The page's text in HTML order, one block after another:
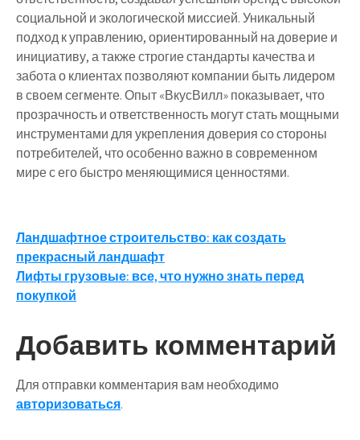
социальной и экологической миссией. Уникальный
подход к управлению, ориентированный на доверие и
инициативу, а также строгие стандарты качества и
забота о клиентах позволяют компании быть лидером
в своем сегменте. Опыт «ВкусВилл» показывает, что
прозрачность и ответственность могут стать мощными
инструментами для укрепления доверия со стороны
потребителей, что особенно важно в современном
мире с его быстро меняющимися ценностями.
Навигация
по
записям
Ландшафтное строительство: как создать
прекрасный ландшафт
Лифты грузовые: все, что нужно знать перед
покупкой
Добавить комментарий
Для отправки комментария вам необходимо
авторизоваться.